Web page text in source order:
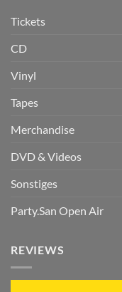
Tickets
CD
Vinyl
Tapes
Merchandise
DVD & Videos
Sonstiges
Party.San Open Air
REVIEWS